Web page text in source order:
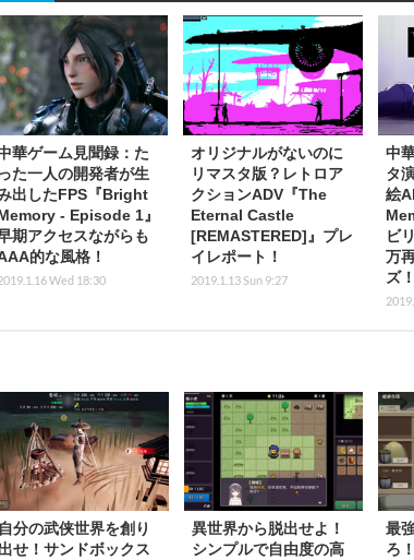
華ゲーム見聞録：た
った一人の開発者が生
出したFPS『Bright
- Episode 1』
期アクセスながらも
的な風格！
Wed 18:30
オリジナルがないのに
リマスタ版？レトロア
クションADV『The
Eternal Castle
[REMASTERED]』プレ
イレポート！
2019.1.13 Sun 9:27
中
タ
絵
ビ
万
ズ！
自分の武侠世界を創り
出せ！サンドボックス
異世界から脱出せよ！
シンプルで自由度の高
最
ろ